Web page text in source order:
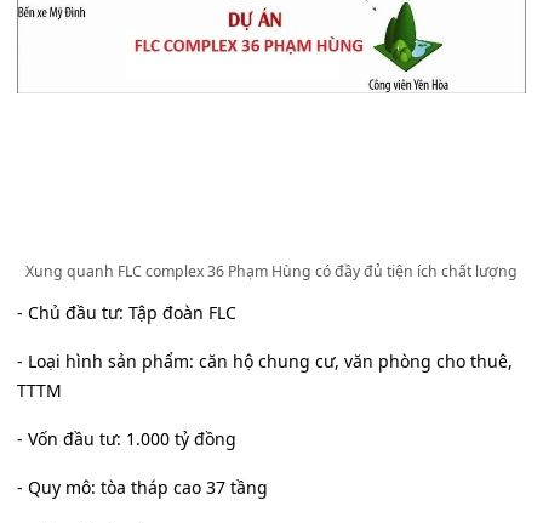
Xung quanh FLC complex 36 Phạm Hùng có đầy đủ tiện ích chất lượng
- Chủ đầu tư: Tập đoàn FLC
- Loại hình sản phẩm: căn hộ chung cư, văn phòng cho thuê,
TTTM
- Vốn đầu tư: 1.000 tỷ đồng
- Quy mô: tòa tháp cao 37 tầng